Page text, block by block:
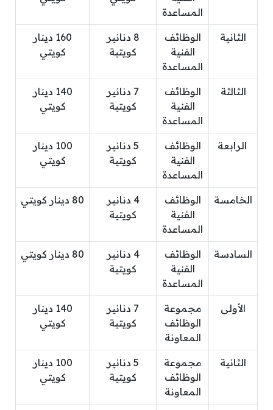
المساعدة
الثانية
الوظائف
الفنية
المساعدة
8 دنانير
كويتية
160 دينار
كويتي
الثالثة
الوظائف
الفنية
المساعدة
7 دنانير
كويتية
140 دينار
كويتي
الرابعة
الوظائف
الفنية
المساعدة
5 دنانير
كويتية
100 دينار
كويتي
الخامسة
الوظائف
الفنية
المساعدة
4 دنانير
كويتية
80 دينار كويتي
السادسة
الوظائف
الفنية
المساعدة
4 دنانير
كويتية
80 دينار كويتي
الأولى
مجموعة
الوظائف
المعاونة
7 دنانير
كويتية
140 دينار
كويتي
الثانية
مجموعة
الوظائف
المعاونة
5 دنانير
كويتية
100 دينار
كويتي